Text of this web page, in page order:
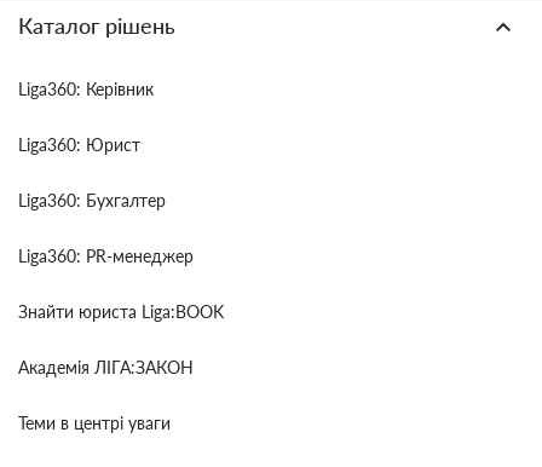
Каталог рішень
Liga360: Керівник
Liga360: Юрист
Liga360: Бухгалтер
Liga360: PR-менеджер
Знайти юриста Liga:BOOK
Академія ЛІГА:ЗАКОН
Теми в центрі уваги